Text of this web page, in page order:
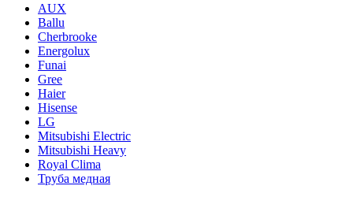
AUX
Ballu
Cherbrooke
Energolux
Funai
Gree
Haier
Hisense
LG
Mitsubishi Electric
Mitsubishi Heavy
Royal Clima
Труба медная